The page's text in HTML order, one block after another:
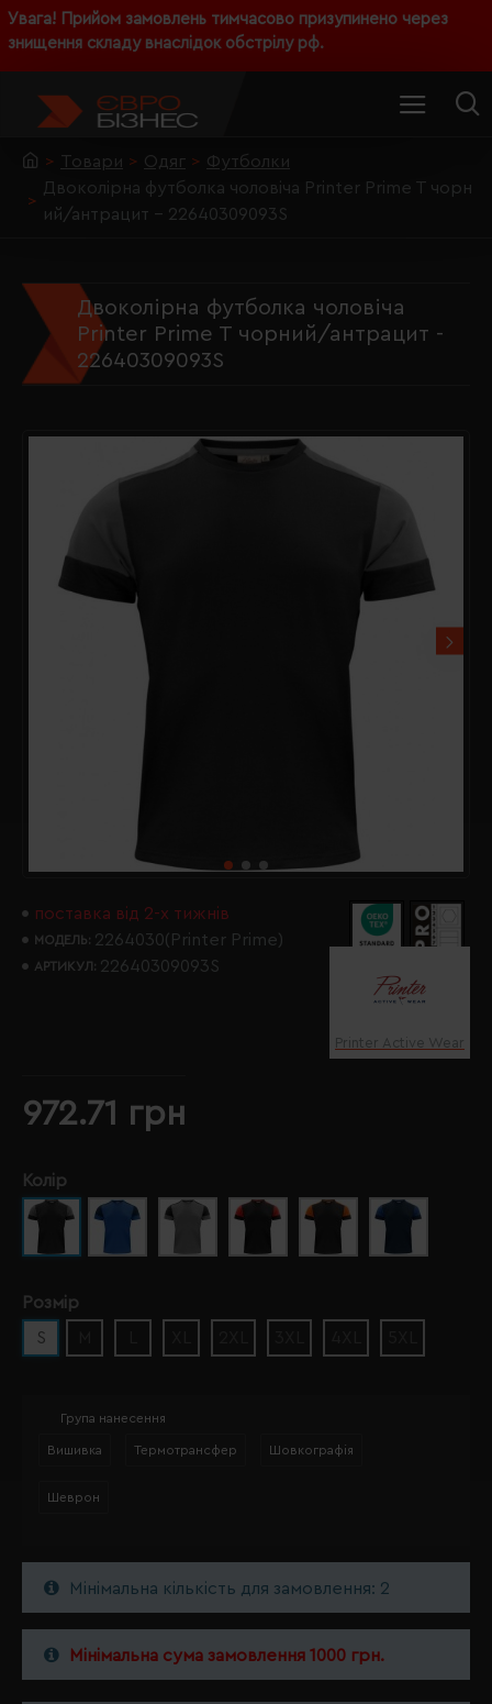
Увага! Прийом замовлень тимчасово призупинено через
знищення складу внаслідок обстрілу рф.
Товари Одяг
Футболки
Двоколірна футболка чоловіча Printer Prime T чорн
ий/антрацит - 22640309093S
Двоколірна футболка чоловіча
Printer Prime T чорний/антрацит -
22640309093S
поставка від 2-х тижнів
МОДЕЛЬ: 2264030(Printer Prime)
АРТИКУЛ: 22640309093S
Printer Active Wear
972.71 грн
Колір
Розмір
S
Група нанесення
Вишивка Термотрансфер Шовкографія
Шеврон
Мінімальна кількість для замовлення: 2
Мінімальна сума замовлення 1000 грн.